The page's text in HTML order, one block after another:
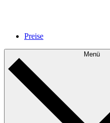
Preise
Menü